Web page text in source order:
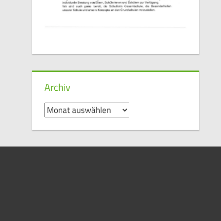
Archiv
Archiv